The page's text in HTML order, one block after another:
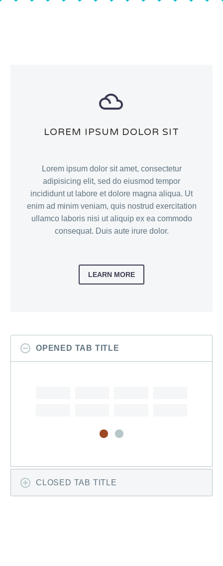


LOREM IPSUM DOLOR SIT
Lorem ipsum dolor sit amet, consectetur
adipisicing elit, sed do eiusmod tempor
incididunt ut labore et dolore magna aliqua. Ut
enim ad minim veniam, quis nostrud exercitation
ullamco laboris nisi ut aliquip ex ea commodo
consequat. Duis aute irure dolor.
LEARN MORE
OPENED TAB TITLE
CLOSED TAB TITLE